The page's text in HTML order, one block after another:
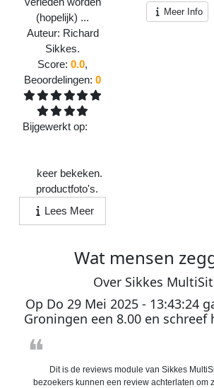
(hopelijk) ...
Auteur: Richard
Sikkes.
Score:0.0,
Beoordelingen:0
Bijgewerkt op:
keer bekeken.
productfoto's.
Lees Meer
Meer Info
Wat mensen
Over Sikkes MultiS
Op Do 29 Mei 2025 - 13:43:24
Groningen een 8.00en schreef
❝
Dit is de reviews module van Sikkes
bezoekers kunnen een review achterlaten om